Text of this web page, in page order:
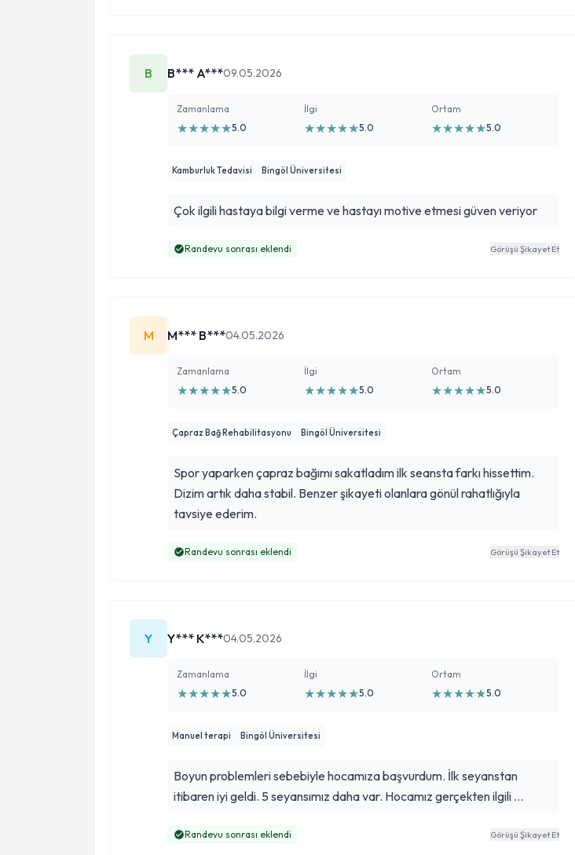
B B*** A***09.05.2026
Zamanlama
★★★★★5.0
İlgi
★★★★★5.0
Ortam
★★★★★5.0
Kamburluk Tedavisi Bingöl Üniversitesi
Çok ilgili hastaya bilgi verme ve hastayı motive etmesi güven veriyor
Randevu sonrası eklendi Görüşü Şikayet Et
M M*** B***04.05.2026
Zamanlama
★★★★★5.0
İlgi
★★★★★5.0
Ortam
★★★★★5.0
Çapraz Bağ Rehabilitasyonu Bingöl Üniversitesi
Spor yaparken çapraz bağımı sakatladım ilk seansta farkı hissettim.
Dizim artık daha stabil. Benzer şikayeti olanlara gönül rahatlığıyla
tavsiye ederim.
Randevu sonrası eklendi Görüşü Şikayet Et
Y Y*** K***04.05.2026
Zamanlama
★★★★★5.0
İlgi
★★★★★5.0
Ortam
★★★★★5.0
Manuel terapi Bingöl Üniversitesi
Boyun problemleri sebebiyle hocamıza başvurdum. İlk seyanstan
itibaren iyi geldi. 5 seyansımız daha var. Hocamız gerçekten ilgili …
Randevu sonrası eklendi Görüşü Şikayet Et